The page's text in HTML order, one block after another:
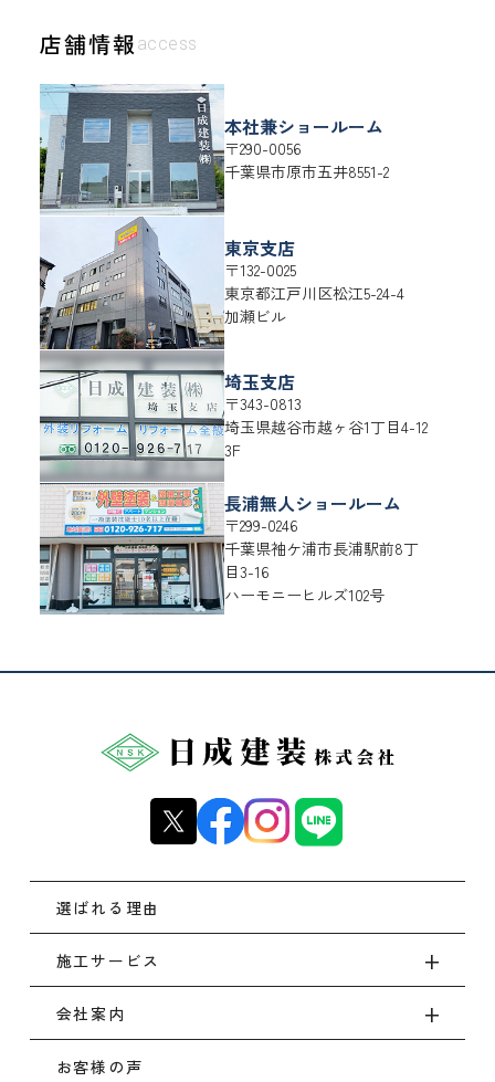
店舗情報 access
本社兼ショールーム
〒290-0056
千葉県市原市五井8551-2
東京支店
〒132-0025
東京都江戸川区松江5-24-4
加瀬ビル
埼玉支店
〒343-0813
埼玉県越谷市越ヶ谷1丁目4-12
3F
長浦無人ショールーム
〒299-0246
千葉県袖ケ浦市長浦駅前8丁
目3-16
ハーモニーヒルズ102号
選ばれる理由
施工サービス
会社案内
お客様の声